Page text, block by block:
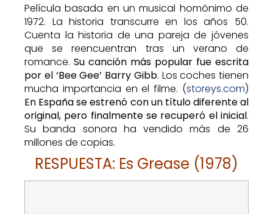
Película basada en un musical homónimo de
1972. La historia transcurre en los años 50.
Cuenta la historia de una pareja de jóvenes
que se reencuentran tras un verano de
romance. Su canción más popular fue escrita
por el ‘Bee Gee’ Barry Gibb. Los coches tienen
mucha importancia en el filme. (storeys.com)
En España se estrenó con un título diferente al
original, pero finalmente se recuperó el inicial.
Su banda sonora ha vendido más de 26
millones de copias.
RESPUESTA: Es Grease (1978)